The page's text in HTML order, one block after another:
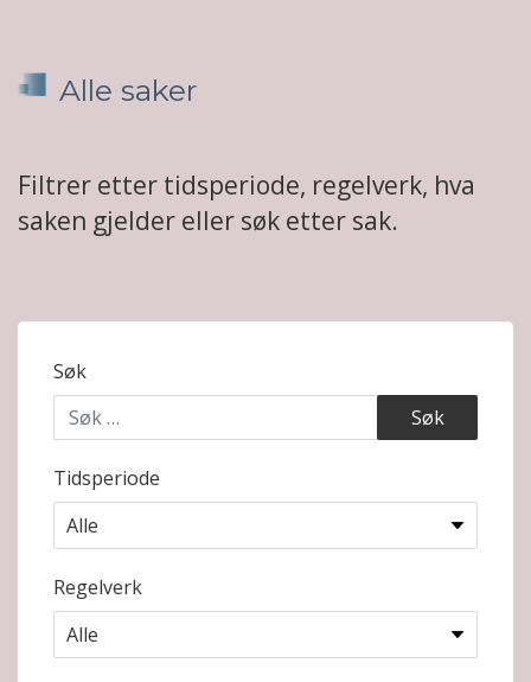
Alle saker
Filtrer etter tidsperiode, regelverk, hva
saken gjelder eller søk etter sak.
Søk
Tidsperiode
Regelverk